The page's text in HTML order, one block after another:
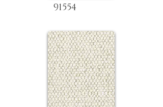
91554